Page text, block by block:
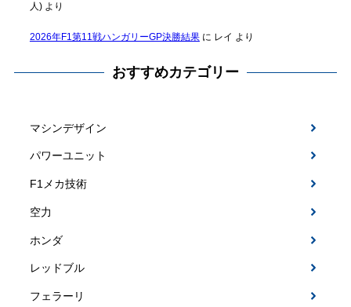
人)より
2026年F1第11戦ハンガリーGP決勝結果に レイ より
おすすめカテゴリー
マシンデザイン
パワーユニット
F1メカ技術
空力
ホンダ
レッドブル
フェラーリ